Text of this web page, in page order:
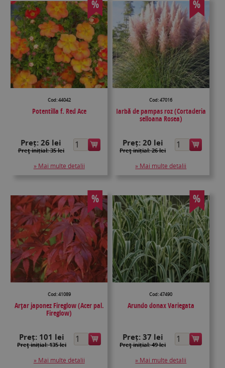
%
Cod: 44042
Potentilla f. Red Ace
Preț:26 lei
Preţ inițial: 35 lei
» Mai multe detalii
%
Cod: 47016
Iarbă de pampas roz (Cortaderia
selloana Rosea)
Preț: 20 lei
Preţ inițial: 26 lei
» Mai multe detalii
%
Cod: 41089
Arțar japonez Fireglow (Acer pal.
Fireglow)
Preț: 101 lei
Preţ inițial: 135 lei
» Mai multe detalii
%
Cod: 47490
Arundo donax Variegata
Preț: 37 lei
Preţ inițial: 49 lei
» Mai multe detalii